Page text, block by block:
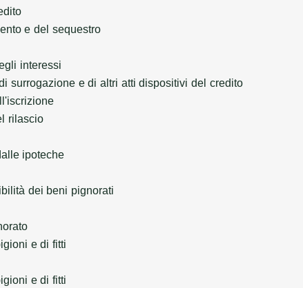
e del sequestro
interessi
surrogazione e di altri atti dispositivi del credito
rilascio
ipoteche
dei beni pignorati
e di fitti
e di fitti